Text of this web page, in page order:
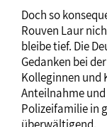
Doch so
Rouven Laur
bleibe tief. Die
Gedanken bei
Kolleginnen und
Anteilnahme
Polizeifamilie in